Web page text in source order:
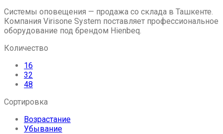
Системы оповещения — продажа со склада в Ташкенте.
Компания Virisone System поставляет профессиональное
оборудование под брендом Hienbeq.
Количество
16
32
48
Сортировка
Возрастание
Убывание